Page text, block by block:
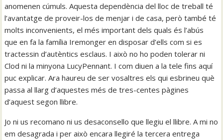
anomenen cúmuls. Aquesta dependència del lloc de treball té
l’avantatge de proveir-los de menjar i de casa, però també té
molts inconvenients, el més important dels quals és l’abús
que en fa la família Iremonger en disposar d’ells com si es
tractessin d’autèntics esclaus. I això no ho poden tolerar ni
Clod ni la minyona LucyPennant. I com diuen a la tele fins aquí
puc explicar. Ara haureu de ser vosaltres els qui esbrineu què
passa al llarg d’aquestes més de tres-centes pàgines
d’aquest segon llibre.
Jo ni us recomano ni us desaconsello que llegiu el llibre. A mi no
em desagrada i per això encara llegiré la tercera entrega